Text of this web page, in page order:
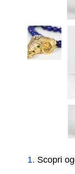
1. Scopri